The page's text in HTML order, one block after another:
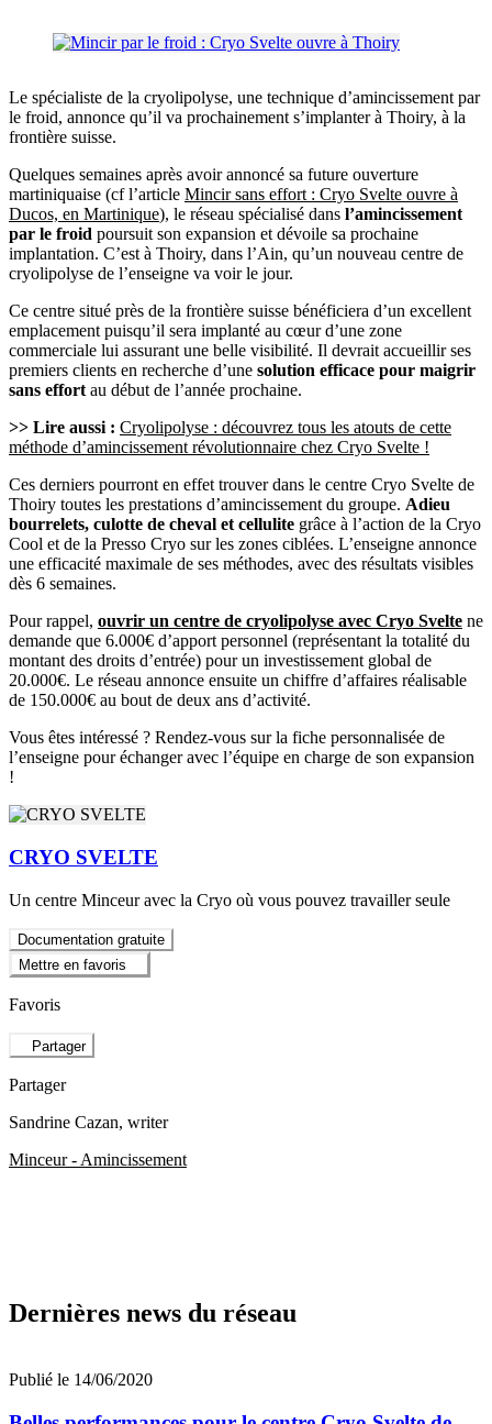
Le spécialiste de la cryolipolyse, une technique d’amincissement par
le froid, annonce qu’il va prochainement s’implanter à Thoiry, à la
frontière suisse.
Quelques semaines après avoir annoncé sa future ouverture
martiniquaise (cf l’article Mincir sans effort : Cryo Svelte ouvre à
Ducos, en Martinique), le réseau spécialisé dans l’amincissement
par le froid poursuit son expansion et dévoile sa prochaine
implantation. C’est à Thoiry, dans l’Ain, qu’un nouveau centre de
cryolipolyse de l’enseigne va voir le jour.
Ce centre situé près de la frontière suisse bénéficiera d’un excellent
emplacement puisqu’il sera implanté au cœur d’une zone
commerciale lui assurant une belle visibilité. Il devrait accueillir ses
premiers clients en recherche d’une solution efficace pour maigrir
sans effortau début de l’année prochaine.
>> Lire aussi : Cryolipolyse : découvrez tous les atouts de cette
méthode d’amincissement révolutionnaire chez Cryo Svelte !
Ces derniers pourront en effet trouver dans le centre Cryo Svelte de
Thoiry toutes les prestations d’amincissement du groupe. Adieu
bourrelets, culotte de cheval et cellulite grâce à l’action de la Cryo
Cool et de la Presso Cryo sur les zones ciblées. L’enseigne annonce
une efficacité maximale de ses méthodes, avec des résultats visibles
dès 6 semaines.
Pour rappel, ouvrir un centre de cryolipolyse avec Cryo Svelte ne
demande que 6.000€ d’apport personnel (représentant la totalité du
montant des droits d’entrée) pour un investissement global de
20.000€. Le réseau annonce ensuite un chiffre d’affaires réalisable
de 150.000€ au bout de deux ans d’activité.
Vous êtes intéressé ? Rendez-vous sur la fiche personnalisée de
l’enseigne pour échanger avec l’équipe en charge de son expansion
!
CRYO SVELTE
Un centre Minceur avec la Cryo où vous pouvez travailler seule
Documentation gratuite
Mettre en favoris
Favoris
Partager
Partager
Sandrine Cazan, writer
Minceur - Amincissement
Dernières news du réseau
Publié le 14/06/2020